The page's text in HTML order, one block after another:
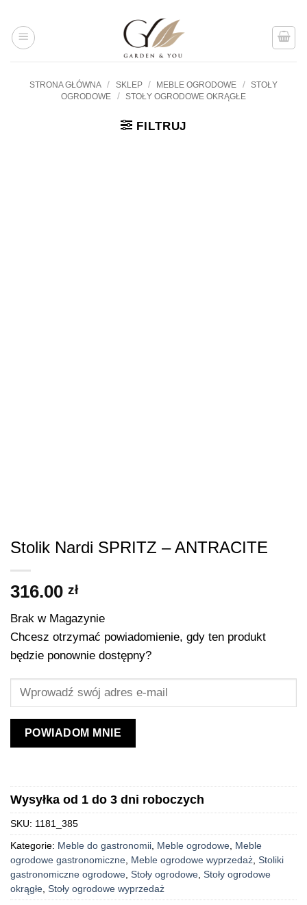
treści
STRONA GŁÓWNA / SKLEP / MEBLE OGRODOWE / STOŁY
OGRODOWE
/ STOŁY OGRODOWE OKRĄGŁE
FILTRUJ
Stolik Nardi SPRITZ – ANTRACITE
316.00 zł
Brak w Magazynie
Chcesz otrzymać powiadomienie, gdy ten produkt
będzie ponownie dostępny?
POWIADOM MNIE
Wysyłka od 1 do 3 dni roboczych
SKU: 1181_385
Kategorie: Meble do gastronomii, Meble ogrodowe, Meble
ogrodowe gastronomiczne, Meble ogrodowe wyprzedaż, Stoliki
gastronomiczne ogrodowe, Stoły ogrodowe, Stoły ogrodowe
okrągłe, Stoły ogrodowe wyprzedaż